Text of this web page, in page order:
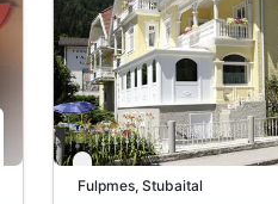
Nur noch bis September
Fulpmes, Stubaital